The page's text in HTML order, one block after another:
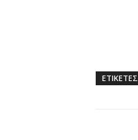
ΕΤΙΚΕΤΕΣ